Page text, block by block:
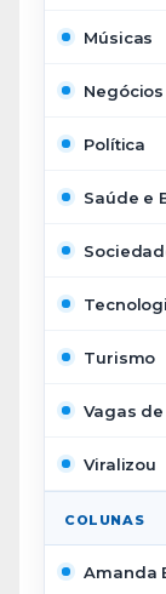
Músicas
Negócios
Política
Saúde e
Turismo
Vagas
Viralizou
COLUNAS
Amanda